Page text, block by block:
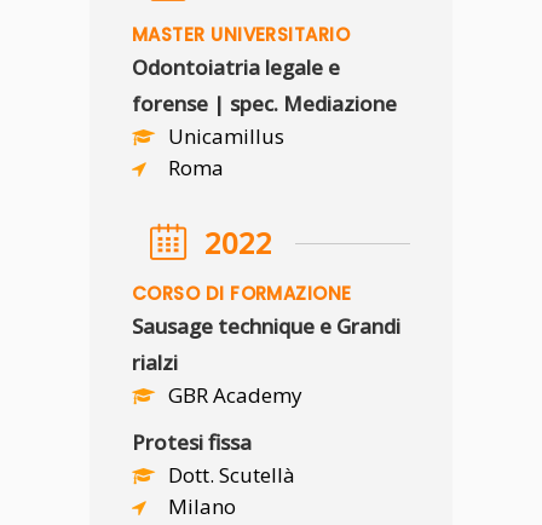
MASTER UNIVERSITARIO
Odontoiatria legale e
forense | spec. Mediazione
Unicamillus
Roma
2022
CORSO DI FORMAZIONE
Sausage technique e Grandi
rialzi
GBR Academy
Protesi fissa
Dott. Scutellà
Milano